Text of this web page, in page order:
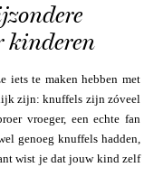
kinderen
iets te maken hebben met
zijn: knuffels zijn zóveel
vroeger, een echte fan
genoeg knuffels hadden,
wist je dat jouw kind zelf